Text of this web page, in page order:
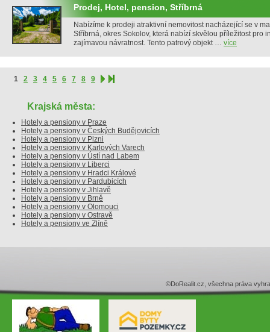
Prodej, Hotel, pension, Stříbrná
Nabízíme k prodeji atraktivní nemovitost nacházející se v
Stříbrná, okres Sokolov, která nabízí skvělou příležitost pro
zajímavou návratnost. Tento patrový objekt … více
1 2 3 4 5 6 7 8 9
Krajská města:
Hotely a pensiony v Praze
Hotely a pensiony v Českých Budějovicích
Hotely a pensiony v Plzni
Hotely a pensiony v Karlových Varech
Hotely a pensiony v Ústí nad Labem
Hotely a pensiony v Liberci
Hotely a pensiony v Hradci Králové
Hotely a pensiony v Pardubicích
Hotely a pensiony v Jihlavě
Hotely a pensiony v Brně
Hotely a pensiony v Olomouci
Hotely a pensiony v Ostravě
Hotely a pensiony ve Zlíně
©DoRealit.cz, všechna práva